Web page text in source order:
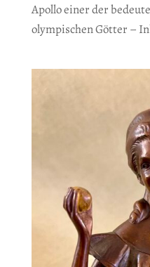
Apollo einer der
olympischen Götter –